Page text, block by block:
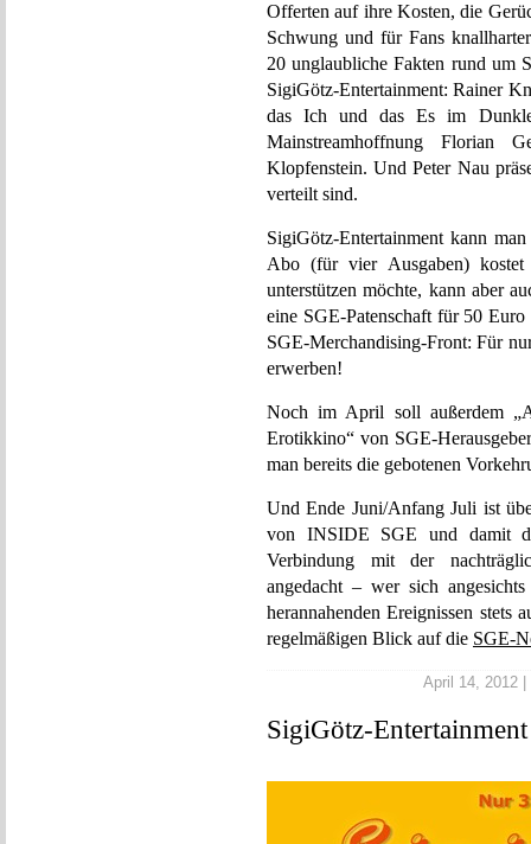
Offerten auf ihre Kosten, die
Schwung und für Fans
20 unglaubliche Fakten rund um
SigiGötz-Entertainment: Rainer
das Ich und das Es im
Mainstreamhoffnung Florian
Klopfenstein. Und Peter Nau
verteilt sind.
SigiGötz-Entertainment kann
Abo (für vier Ausgaben)
unterstützen möchte, kann aber
eine SGE-Patenschaft für 50
SGE-Merchandising-Front: Für
erwerben!
Noch im April soll außerdem
Erotikkino“ von SGE-
man bereits die gebotenen
Und Ende Juni/Anfang Juli ist
von INSIDE SGE und damit
Verbindung mit der
angedacht – wer sich
herannahenden Ereignissen stets
regelmäßigen Blick auf die SGE-
April 14, 2012
SigiGötz-